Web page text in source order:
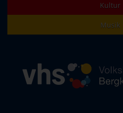
Kultur
Musik